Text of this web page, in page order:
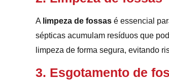
A limpeza de fossas é essencial
sépticas acumulam resíduos que
limpeza de forma segura, evitando
3. Esgotamento de